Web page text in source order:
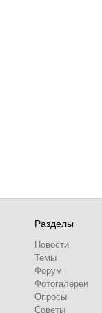
Разделы
Новости
Темы
Форум
Фотогалереи
Опросы
Советы